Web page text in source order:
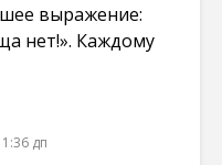
выражение:
нет!». Каждому
дп